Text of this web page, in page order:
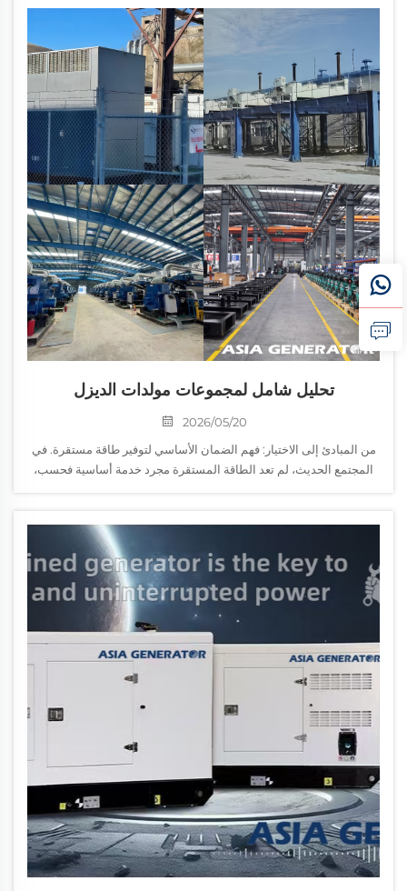
تحليل شامل لمجموعات مولدات الديزل
2026/05/20
من المبادئ إلى الاختيار: فهم الضمان الأساسي لتوفير طاقة مستقرة. في
المجتمع الحديث، لم تعد الطاقة المستقرة مجرد خدمة أساسية فحسب،